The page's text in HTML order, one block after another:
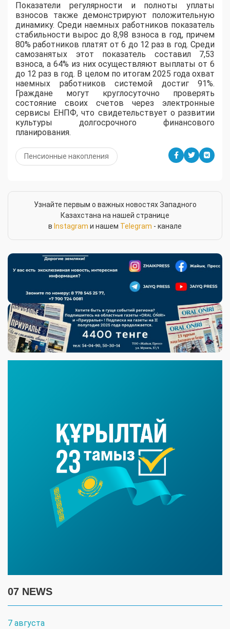
Показатели регулярности и полноты уплаты
взносов также демонстрируют положительную
динамику. Среди наемных работников показатель
стабильности вырос до 8,98 взноса в год, причем
80% работников платят от 6 до 12 раз в год. Среди
самозанятых этот показатель составил 7,53
взноса, а 64% из них осуществляют выплаты от 6
до 12 раз в год. В целом по итогам 2025 года охват
наемных работников системой достиг 91%.
Граждане могут круглосуточно проверять
состояние своих счетов через электронные
сервисы ЕНПФ, что свидетельствует о развитии
культуры долгосрочного финансового
планирования.
Пенсионные накопления
Узнайте первым о важных новостях Западного
Казахстана на нашей странице
в Instagram и нашем Telegram - канале
07 NEWS
7 августа